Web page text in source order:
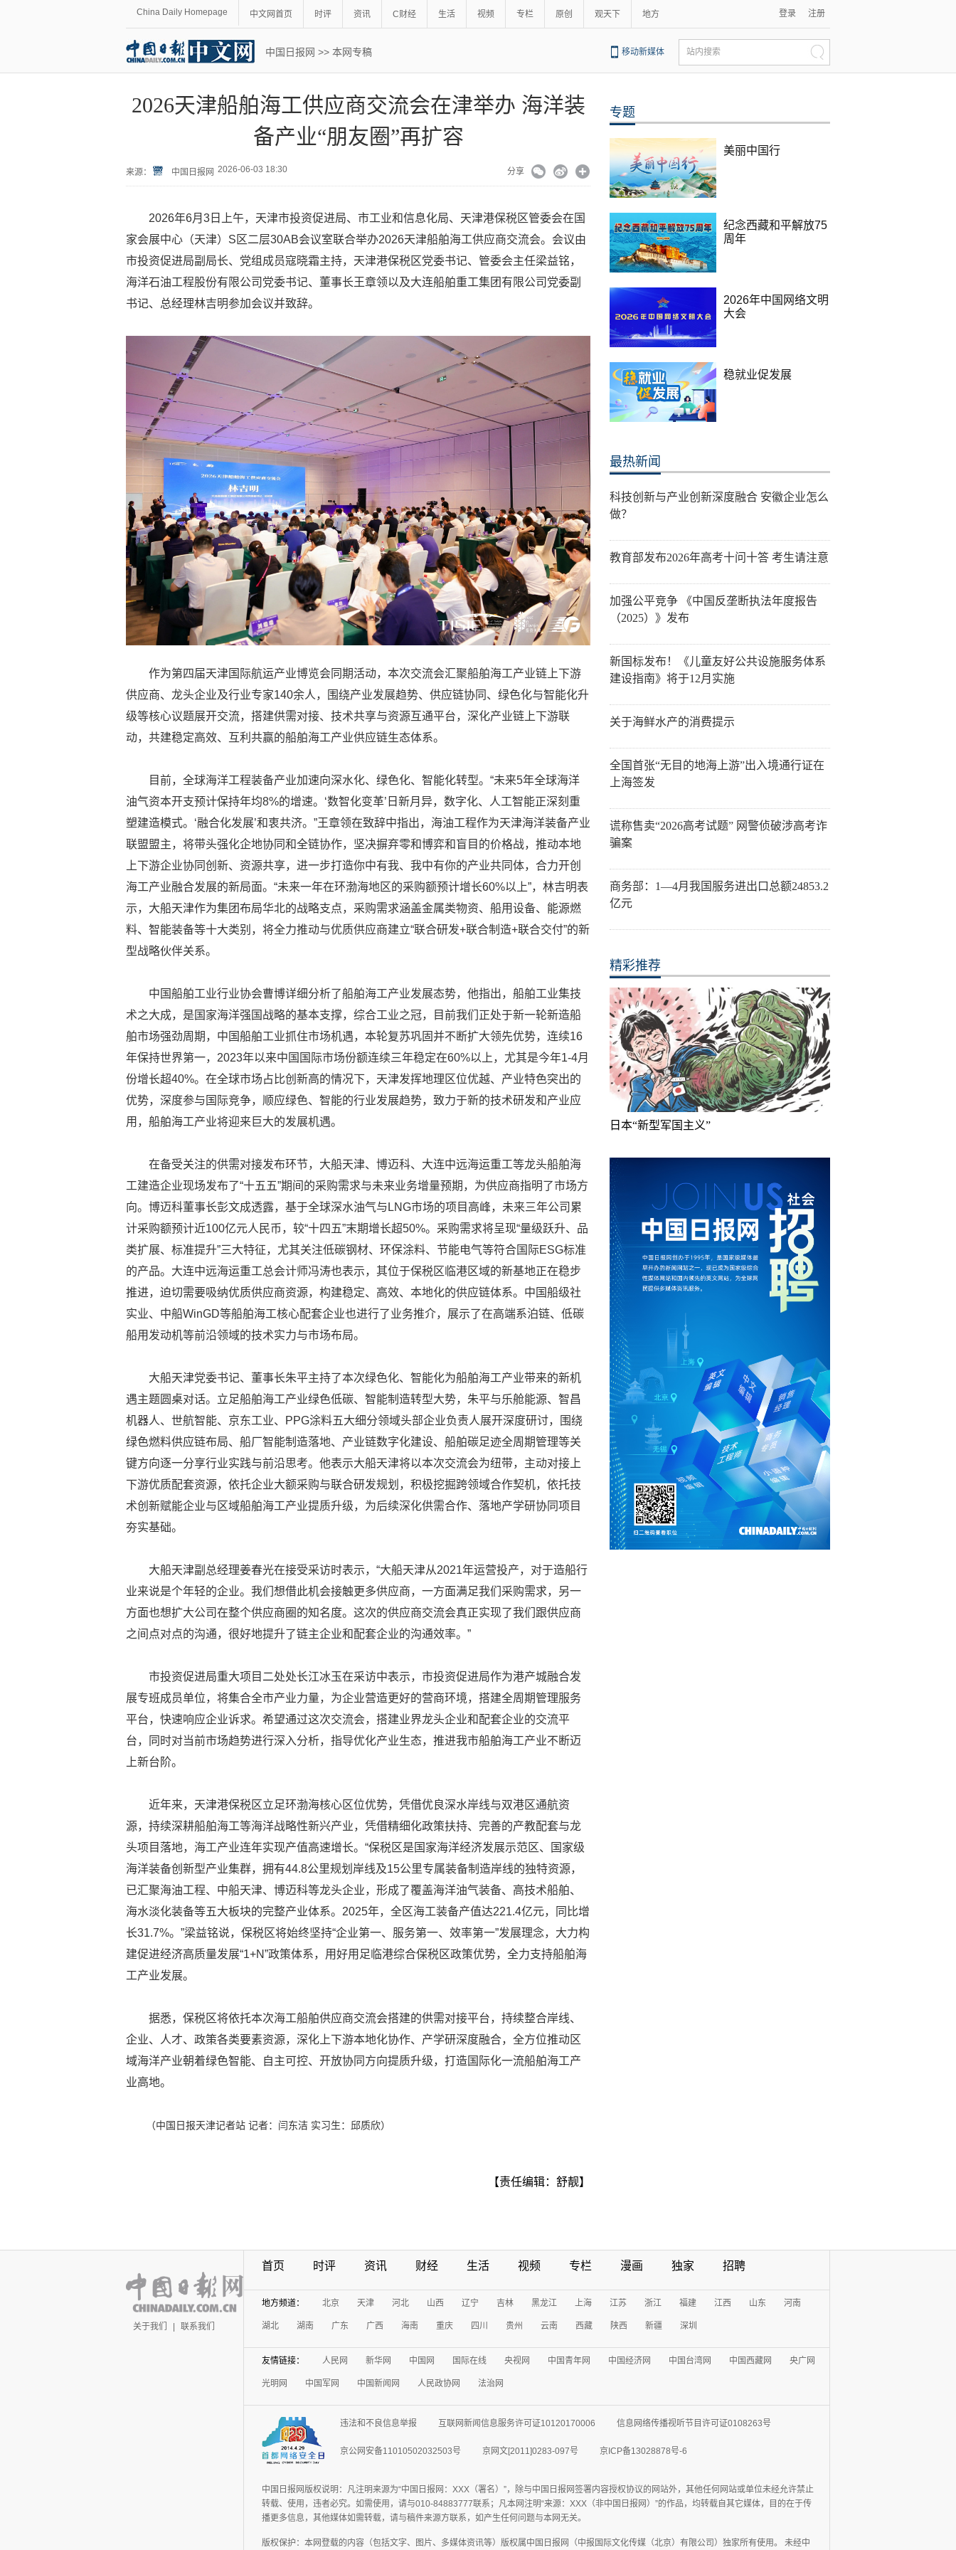
China Daily Homepage 中文网首页 时评 资讯 C财经 生活 视频 专栏 原创 观天下 地方 登录 注册
中国日报网 >> 本网专稿 移动新媒体 站内搜索
2026天津船舶海工供应商交流会在津举办 海洋装
备产业“朋友圈”再扩容
来源： 中国日报网 2026-06-03 18:30 分享
2026年6月3日上午，天津市投资促进局、市工业和信息化局、天津港保税区管委会在国
家会展中心（天津）S区二层30AB会议室联合举办2026天津船舶海工供应商交流会。会议由
市投资促进局副局长、党组成员寇晓霜主持，天津港保税区党委书记、管委会主任梁益铭，
海洋石油工程股份有限公司党委书记、董事长王章领以及大连船舶重工集团有限公司党委副
书记、总经理林吉明参加会议并致辞。
作为第四届天津国际航运产业博览会同期活动，本次交流会汇聚船舶海工产业链上下游
供应商、龙头企业及行业专家140余人，围绕产业发展趋势、供应链协同、绿色化与智能化升
级等核心议题展开交流，搭建供需对接、技术共享与资源互通平台，深化产业链上下游联
动，共建稳定高效、互利共赢的船舶海工产业供应链生态体系。
目前，全球海洋工程装备产业加速向深水化、绿色化、智能化转型。“未来5年全球海洋
油气资本开支预计保持年均8%的增速。‘数智化变革’日新月异，数字化、人工智能正深刻重
塑建造模式。‘融合化发展’和衷共济。”王章领在致辞中指出，海油工程作为天津海洋装备产业
联盟盟主，将带头强化企地协同和全链协作，坚决摒弃零和博弈和盲目的价格战，推动本地
上下游企业协同创新、资源共享，进一步打造你中有我、我中有你的产业共同体，合力开创
海工产业融合发展的新局面。“未来一年在环渤海地区的采购额预计增长60%以上”，林吉明表
示，大船天津作为集团布局华北的战略支点，采购需求涵盖金属类物资、船用设备、能源燃
料、智能装备等十大类别，将全力推动与优质供应商建立“联合研发+联合制造+联合交付”的新
型战略伙伴关系。
中国船舶工业行业协会曹博详细分析了船舶海工产业发展态势，他指出，船舶工业集技
术之大成，是国家海洋强国战略的基本支撑，综合工业之冠，目前我们正处于新一轮新造船
舶市场强劲周期，中国船舶工业抓住市场机遇，本轮复苏巩固并不断扩大领先优势，连续16
年保持世界第一，2023年以来中国国际市场份额连续三年稳定在60%以上，尤其是今年1-4月
份增长超40%。在全球市场占比创新高的情况下，天津发挥地理区位优越、产业特色突出的
优势，深度参与国际竞争，顺应绿色、智能的行业发展趋势，致力于新的技术研发和产业应
用，船舶海工产业将迎来巨大的发展机遇。
在备受关注的供需对接发布环节，大船天津、博迈科、大连中远海运重工等龙头船舶海
工建造企业现场发布了“十五五”期间的采购需求与未来业务增量预期，为供应商指明了市场方
向。博迈科董事长彭文成透露，基于全球深水油气与LNG市场的项目高峰，未来三年公司累
计采购额预计近100亿元人民币，较“十四五”末期增长超50%。采购需求将呈现“量级跃升、品
类扩展、标准提升”三大特征，尤其关注低碳钢材、环保涂料、节能电气等符合国际ESG标准
的产品。大连中远海运重工总会计师冯涛也表示，其位于保税区临港区域的新基地正在稳步
推进，迫切需要吸纳优质供应商资源，构建稳定、高效、本地化的供应链体系。中国船级社
实业、中船WinGD等船舶海工核心配套企业也进行了业务推介，展示了在高端系泊链、低碳
船用发动机等前沿领域的技术实力与市场布局。
大船天津党委书记、董事长朱平主持了本次绿色化、智能化为船舶海工产业带来的新机
遇主题圆桌对话。立足船舶海工产业绿色低碳、智能制造转型大势，朱平与乐舱能源、智昌
机器人、世航智能、京东工业、PPG涂料五大细分领域头部企业负责人展开深度研讨，围绕
绿色燃料供应链布局、船厂智能制造落地、产业链数字化建设、船舶碳足迹全周期管理等关
键方向逐一分享行业实践与前沿思考。他表示大船天津将以本次交流会为纽带，主动对接上
下游优质配套资源，依托企业大额采购与联合研发规划，积极挖掘跨领域合作契机，依托技
术创新赋能企业与区域船舶海工产业提质升级，为后续深化供需合作、落地产学研协同项目
夯实基础。
大船天津副总经理姜春光在接受采访时表示，“大船天津从2021年运营投产，对于造船行
业来说是个年轻的企业。我们想借此机会接触更多供应商，一方面满足我们采购需求，另一
方面也想扩大公司在整个供应商圈的知名度。这次的供应商交流会真正实现了我们跟供应商
之间点对点的沟通，很好地提升了链主企业和配套企业的沟通效率。”
市投资促进局重大项目二处处长江冰玉在采访中表示，市投资促进局作为港产城融合发
展专班成员单位，将集合全市产业力量，为企业营造更好的营商环境，搭建全周期管理服务
平台，快速响应企业诉求。希望通过这次交流会，搭建业界龙头企业和配套企业的交流平
台，同时对当前市场趋势进行深入分析，指导优化产业生态，推进我市船舶海工产业不断迈
上新台阶。
近年来，天津港保税区立足环渤海核心区位优势，凭借优良深水岸线与双港区通航资
源，持续深耕船舶海工等海洋战略性新兴产业，凭借精细化政策扶持、完善的产教配套与龙
头项目落地，海工产业连年实现产值高速增长。“保税区是国家海洋经济发展示范区、国家级
海洋装备创新型产业集群，拥有44.8公里规划岸线及15公里专属装备制造岸线的独特资源，
已汇聚海油工程、中船天津、博迈科等龙头企业，形成了覆盖海洋油气装备、高技术船舶、
海水淡化装备等五大板块的完整产业体系。2025年，全区海工装备产值达221.4亿元，同比增
长31.7%。”梁益铭说，保税区将始终坚持“企业第一、服务第一、效率第一”发展理念，大力构
建促进经济高质量发展“1+N”政策体系，用好用足临港综合保税区政策优势，全力支持船舶海
工产业发展。
据悉，保税区将依托本次海工船舶供应商交流会搭建的供需对接平台，持续整合岸线、
企业、人才、政策各类要素资源，深化上下游本地化协作、产学研深度融合，全方位推动区
域海洋产业朝着绿色智能、自主可控、开放协同方向提质升级，打造国际化一流船舶海工产
业高地。
（中国日报天津记者站 记者：闫东洁 实习生：邱质欣）
【责任编辑：舒靓】
专题
美丽中国行
纪念西藏和平解放75
周年
2026年中国网络文明
大会
稳就业促发展
最热新闻
科技创新与产业创新深度融合 安徽企业怎么
做？
教育部发布2026年高考十问十答 考生请注意
加强公平竞争 《中国反垄断执法年度报告
（2025）》发布
新国标发布！《儿童友好公共设施服务体系
建设指南》将于12月实施
关于海鲜水产的消费提示
全国首张“无目的地海上游”出入境通行证在
上海签发
谎称售卖“2026高考试题” 网警侦破涉高考诈
骗案
商务部：1—4月我国服务进出口总额24853.2
亿元
精彩推荐
日本“新型军国主义”
关于我们 | 联系我们
首页 时评 资讯 财经 生活 视频 专栏 漫画 独家 招聘
地方频道： 北京 天津 河北 山西 辽宁 吉林 黑龙江 上海 江苏 浙江 福建 江西 山东 河南
湖北 湖南 广东 广西 海南 重庆 四川 贵州 云南 西藏 陕西 新疆 深圳
友情链接： 人民网 新华网 中国网 国际在线 央视网 中国青年网 中国经济网 中国台湾网 中国西藏网 央广网
光明网 中国军网 中国新闻网 人民政协网 法治网
违法和不良信息举报 互联网新闻信息服务许可证10120170006 信息网络传播视听节目许可证0108263号
京公网安备11010502032503号 京网文[2011]0283-097号 京ICP备13028878号-6
中国日报网版权说明：凡注明来源为“中国日报网：XXX（署名）”，除与中国日报网签署内容授权协议的网站外，其他任何网站或单位未经允许禁止
转载、使用，违者必究。如需使用，请与010-84883777联系；凡本网注明“来源：XXX（非中国日报网）”的作品，均转载自其它媒体，目的在于传
播更多信息，其他媒体如需转载，请与稿件来源方联系，如产生任何问题与本网无关。
版权保护：本网登载的内容（包括文字、图片、多媒体资讯等）版权属中国日报网（中报国际文化传媒（北京）有限公司）独家所有使用。 未经中